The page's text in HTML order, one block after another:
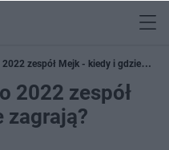
zespół Mejk - kiedy i gdzie
2022 zespół
zagrają?